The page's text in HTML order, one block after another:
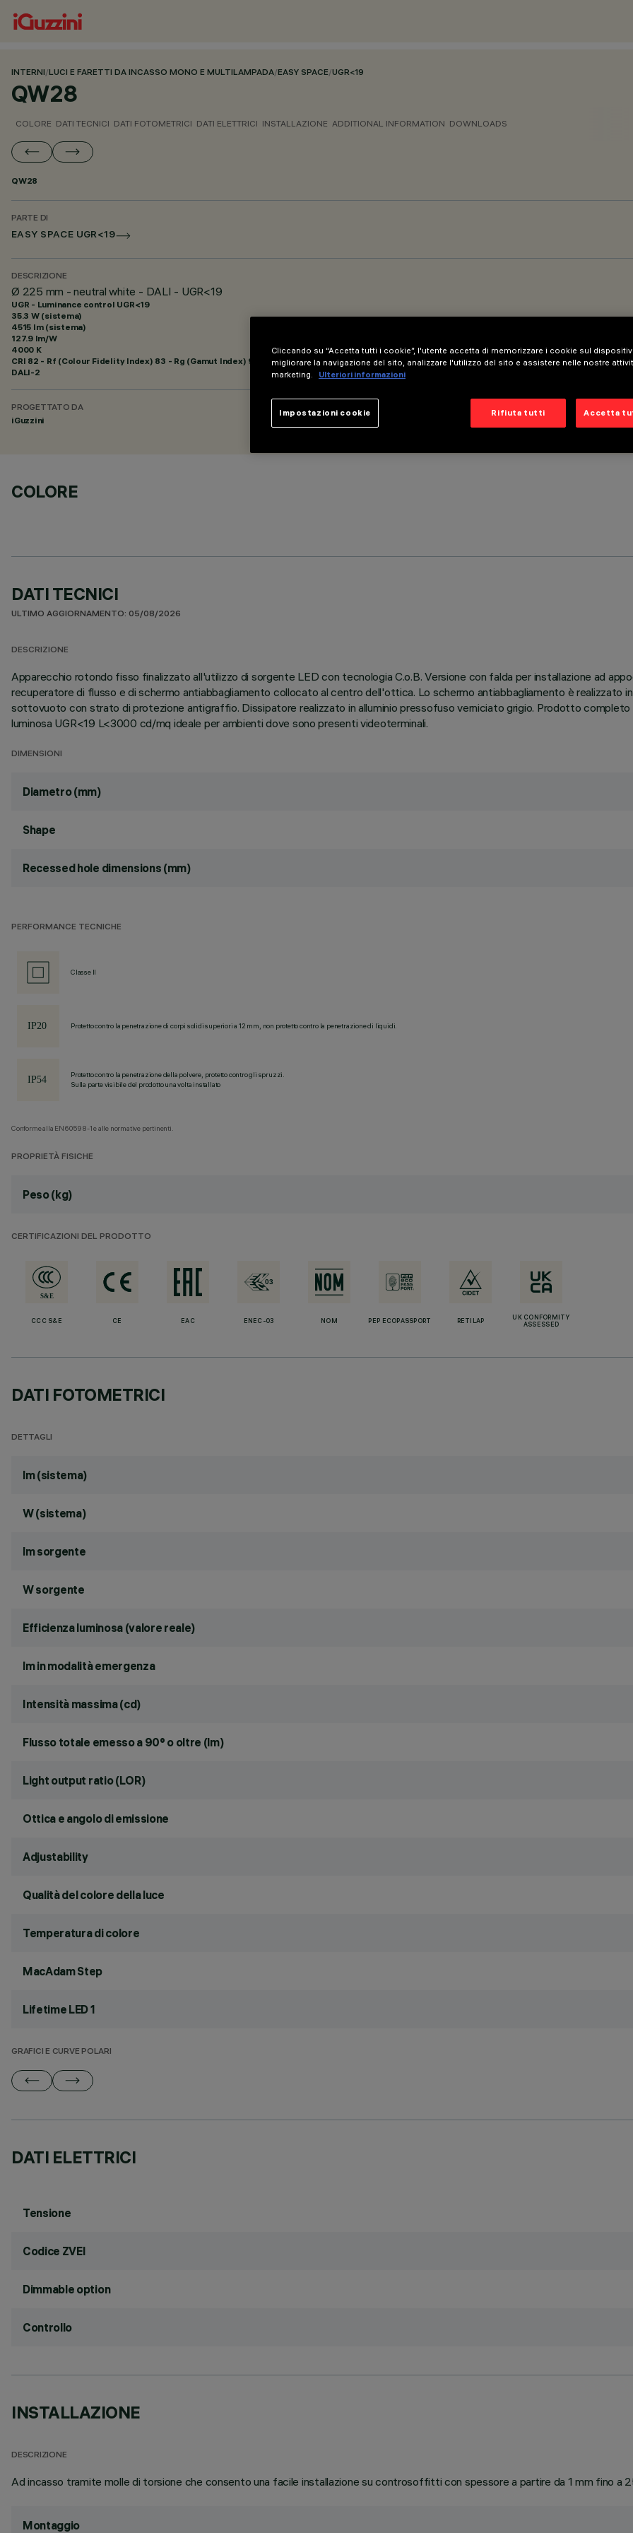
INTERNI/LUCI E FARETTI DA INCASSO MONO E MULTILAMPADA/EASY SPACE/UGR<19
QW28
COLORE DATI TECNICI DATI FOTOMETRICI DATI ELETTRICI INSTALLAZIONE ADDITIONAL INFORMATION DOWNLOADS
QW28
PARTE DI
EASY SPACE UGR<19
DESCRIZIONE
Ø 225 mm - neutral white - DALI - UGR<19
UGR - Luminance control UGR<19
35.3 W (sistema)
4515 lm (sistema)
127.9 lm/W
4000 K
CRI 82 - Rf (Colour Fidelity Index) 83 - Rg (Gamut Index) 94
DALI-2
PROGETTATO DA
iGuzzini
COLORE
DATI TECNICI
ULTIMO AGGIORNAMENTO: 05/08/2026
DESCRIZIONE
Apparecchio rotondo fisso finalizzato all'utilizzo di sorgente LED con tecnologia C.o.B. Versione con falda per installazione ad
recuperatore di flusso e di schermo antiabbagliamento collocato al centro dell'ottica. Lo schermo antiabbagliamento è realizzato
sottovuoto con strato di protezione antigraffio. Dissipatore realizzato in alluminio pressofuso verniciato grigio. Prodotto
luminosa UGR<19 L<3000 cd/mq ideale per ambienti dove sono presenti videoterminali.
DIMENSIONI
Diametro (mm)
Shape
Recessed hole dimensions (mm)
PERFORMANCE TECNICHE
Classe II
Protetto contro la penetrazione di corpi solidi superiori a 12 mm, non protetto contro la penetrazione di liquidi.
Protetto contro la penetrazione della polvere, protetto contro gli spruzzi.
Sulla parte visibile del prodotto una volta installato
Conforme alla EN60598-1 e alle normative pertinenti.
PROPRIETÀ FISICHE
Peso (kg)
CERTIFICAZIONI DEL PRODOTTO
CCC S&E CE EAC ENEC-03 NOM PEP ECOPASSPORT RETILAP
UK CONFORMITY
ASSESSED
DATI FOTOMETRICI
DETTAGLI
lm (sistema)
W (sistema)
lm sorgente
W sorgente
Efficienza luminosa (valore reale)
lm in modalità emergenza
Intensità massima (cd)
Flusso totale emesso a 90° o oltre (lm)
Light output ratio (LOR)
Ottica e angolo di emissione
Adjustability
Qualità del colore della luce
Temperatura di colore
MacAdam Step
Lifetime LED 1
GRAFICI E CURVE POLARI
DATI ELETTRICI
Tensione
Codice ZVEI
Dimmable option
Controllo
INSTALLAZIONE
DESCRIZIONE
Ad incasso tramite molle di torsione che consento una facile installazione su controsoffitti con spessore a partire da 1 mm fino a
Montaggio
Cliccando su “Accetta tutti i cookie”, l'utente accetta di memorizzare i cookie sul
migliorare la navigazione del sito, analizzare l'utilizzo del sito e assistere nelle nostre
marketing.
Ulteriori informazioni
Rifiuta tutti Accetta
Impostazioni cookie